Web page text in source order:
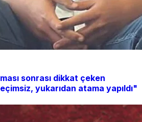
sonrası dikkat çeken
yukarıdan atama yapıldı"